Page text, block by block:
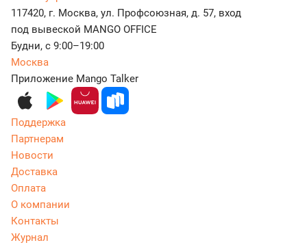
117420, г. Москва, ул. Профсоюзная, д. 57, вход
под вывеской MANGO OFFICE
Будни, с 9:00–19:00
Москва
Приложение Mango Talker
Поддержка
Партнерам
Новости
Доставка
Оплата
О компании
Контакты
Журнал